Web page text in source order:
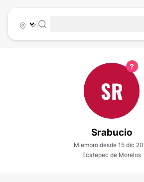
|
SR
Srabucio
Miembro desde 15 dic
Ecatepec de Morelos